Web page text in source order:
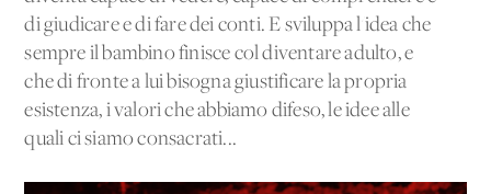
di giudicare e di fare dei conti. E sviluppa l'idea che
sempre il bambino finisce col diventare adulto, e
che di fronte a lui bisogna giustificare la propria
esistenza, i valori che abbiamo difeso, le idee alle
quali ci siamo consacrati...